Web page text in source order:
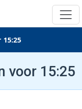
voor 15:25